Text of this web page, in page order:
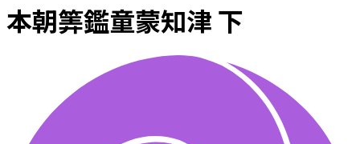
本朝筭鑑童蒙知津 下